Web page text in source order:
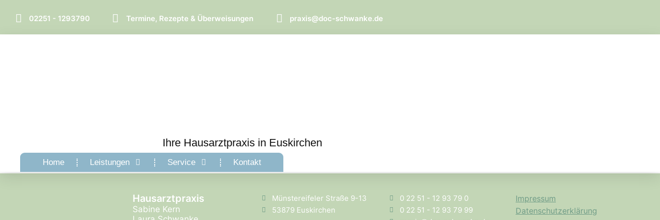
02251 - 1293790 Termine, Rezepte & Überweisungen praxis@doc-schwanke.de
Ihre Hausarztpraxis in Euskirchen
Home Leistungen Service Kontakt
Hausarztpraxis
Sabine Kern
Münstereifeler Straße 9-13
53879 Euskirchen
0 22 51 - 12 93 79 0
0 22 51 - 12 93 79 99
Impressum
Datenschutzerklärung